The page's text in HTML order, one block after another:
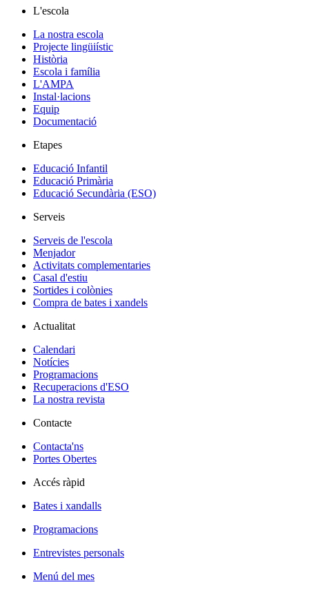
L'escola
La nostra escola
Projecte lingüiístic
Història
Escola i família
L'AMPA
Instal·lacions
Equip
Documentació
Etapes
Educació Infantil
Educació Primària
Educació Secundària (ESO)
Serveis
Serveis de l'escola
Menjador
Activitats complementaries
Casal d'estiu
Sortides i colònies
Compra de bates i xandels
Actualitat
Calendari
Notícies
Programacions
Recuperacions d'ESO
La nostra revista
Contacte
Contacta'ns
Portes Obertes
Accés ràpid
Bates i xandalls
Programacions
Entrevistes personals
Menú del mes